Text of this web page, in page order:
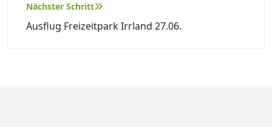
Nächster Schritt
Ausflug Freizeitpark Irrland 27.06.